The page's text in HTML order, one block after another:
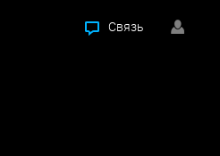
Связь